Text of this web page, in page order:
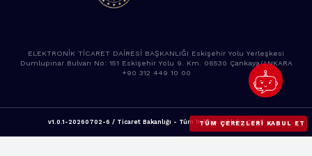
ELEKTRONİK TİCARET DAİRESİ BAŞKANLIĞI Eskişehir Yolu Yerleşkesi
Dumlupınar Bulvarı No: 151 Eskişehir Yolu 9. Km. 06530 Çankaya/ANKARA
+90 312 449 10 00
v1.0.1-20260702-6 / Ticaret Bakanlığı - Tüm hakları saklıdır. 2025
TÜM ÇEREZLERI KABUL ET